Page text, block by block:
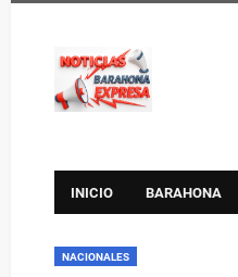
INICIO BARAHONA
NACIONALES